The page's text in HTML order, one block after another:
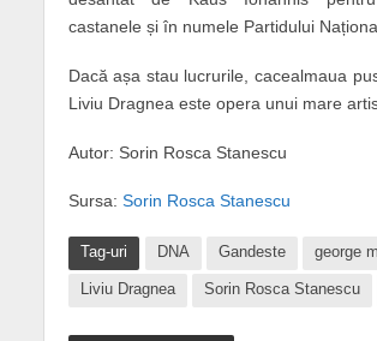
castanele și în numele Partidului
Dacă așa stau lucrurile, cacealmaua
Liviu Dragnea este opera unui mare
Autor: Sorin Rosca Stanescu
Sursa: Sorin Rosca Stanescu
Tag-uri DNA Gandeste george
Liviu Dragnea Sorin Rosca Stanescu